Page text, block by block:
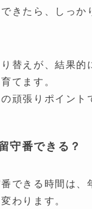
きたら、しっか
替えが、結果的
てます。
頑張りポイント
守番できる？
できる時間は、
わります。